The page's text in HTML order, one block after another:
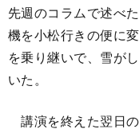
先週のコラムで述べ
機を小松行きの便に
を乗り継いで、雪が
いた。
講演を終えた翌日